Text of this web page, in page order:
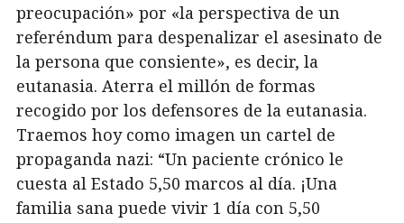
preocupación» por «la perspectiva de un
referéndum para despenalizar el asesinato de
la persona que consiente», es decir, la
eutanasia. Aterra el millón de formas
recogido por los defensores de la eutanasia.
Traemos hoy como imagen un cartel de
propaganda nazi: “Un paciente crónico le
cuesta al Estado 5,50 marcos al día. ¡Una
familia sana puede vivir 1 día con 5,50